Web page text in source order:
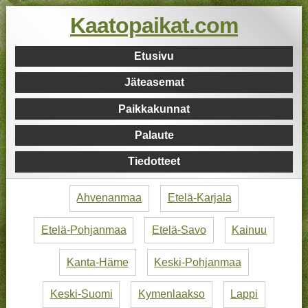
Kaatopaikat.com
Etusivu
Jäteasemat
Paikkakunnat
Palaute
Tiedotteet
Ahvenanmaa Etelä-Karjala
Etelä-Pohjanmaa Etelä-Savo Kainuu
Kanta-Häme Keski-Pohjanmaa
Keski-Suomi Kymenlaakso Lappi